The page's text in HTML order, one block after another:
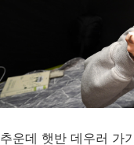
추운데 햇반 데우러 가